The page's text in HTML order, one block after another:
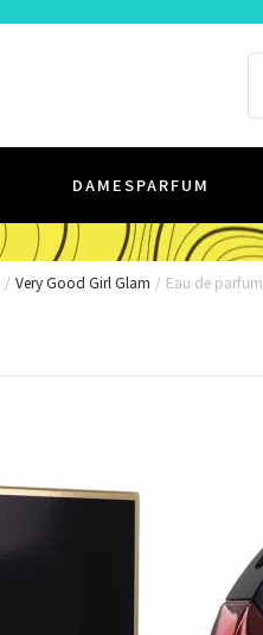
DAMESPARFUM
/ Very Good Girl Glam / Eau de parfum